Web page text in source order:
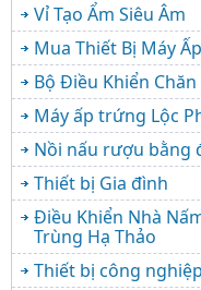
Vỉ Tạo Ẩm Siêu Âm
Mua Thiết Bị Máy
Bộ Điều Khiển
Máy ấp trứng Lộc
Nồi nấu rượu bằng
Thiết bị Gia đình
Điều Khiển Nhà
Trùng Hạ Thảo
Thiết bị công nghiệp